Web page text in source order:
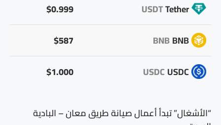
Tether
USDT
$0.999
BNB
BNB
$587
USDC
USDC
$1.000
“الأشغال” تبدأ أعمال صيانة طريق معان – البادية